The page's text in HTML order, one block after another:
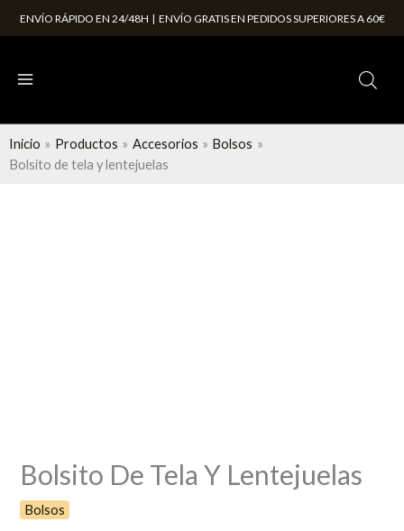
ENVÍO RÁPIDO EN 24/48H | ENVÍO GRATIS EN PEDIDOS SUPERIORES A 60€
Inicio Productos Accesorios
Bolsos
Bolsito de tela y lentejuelas
Bolsito De Tela Y Lentejuelas
Bolsos